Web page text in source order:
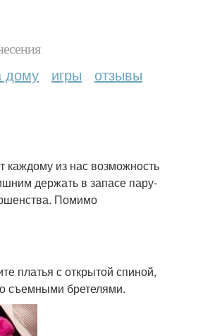
дому игры отзывы
каждому из нас возможность
держать в запасе пару-
Помимо
платья с открытой спиной,
съемными бретелями.